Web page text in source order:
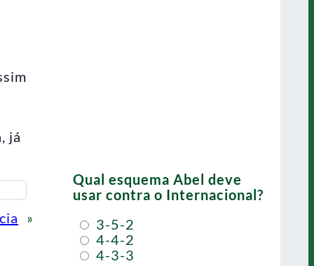
já
»
Qual esquema Abel deve
usar contra o Internacional?
3-5-2
4-4-2
4-3-3